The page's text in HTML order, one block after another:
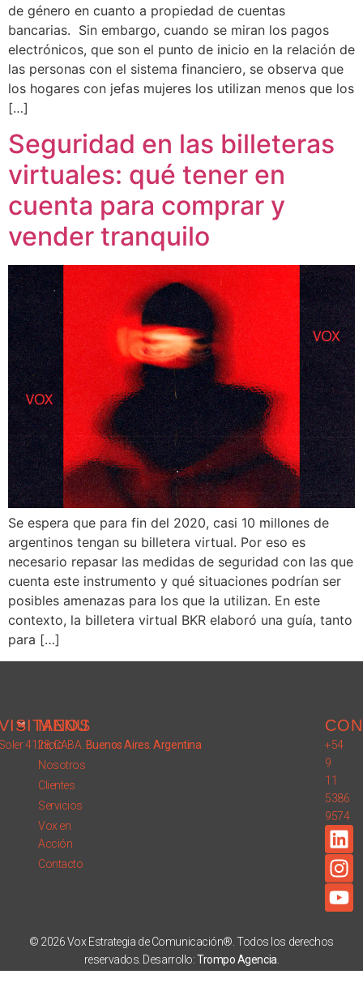
de género en cuanto a propiedad de cuentas
bancarias. Sin embargo, cuando se miran los pagos
electrónicos, que son el punto de inicio en la relación de
las personas con el sistema financiero, se observa que
los hogares con jefas mujeres los utilizan menos que los
[…]
Seguridad en las billeteras
virtuales: qué tener en
cuenta para comprar y
vender tranquilo
Se espera que para fin del 2020, casi 10 millones de
argentinos tengan su billetera virtual. Por eso es
necesario repasar las medidas de seguridad con las que
cuenta este instrumento y qué situaciones podrían ser
posibles amenazas para los que la utilizan. En este
contexto, la billetera virtual BKR elaboró una guía, tanto
para […]
MENU
Inicio
Nosotros
Clientes
Servicios
Vox en
Acción
Contacto
4128, CABA. Buenos Aires. Argentina
+54
9
11
5386
9574
© 2026 Vox Estrategia de Comunicación®. Todos los derechos
reservados. Desarrollo:Trompo Agencia.